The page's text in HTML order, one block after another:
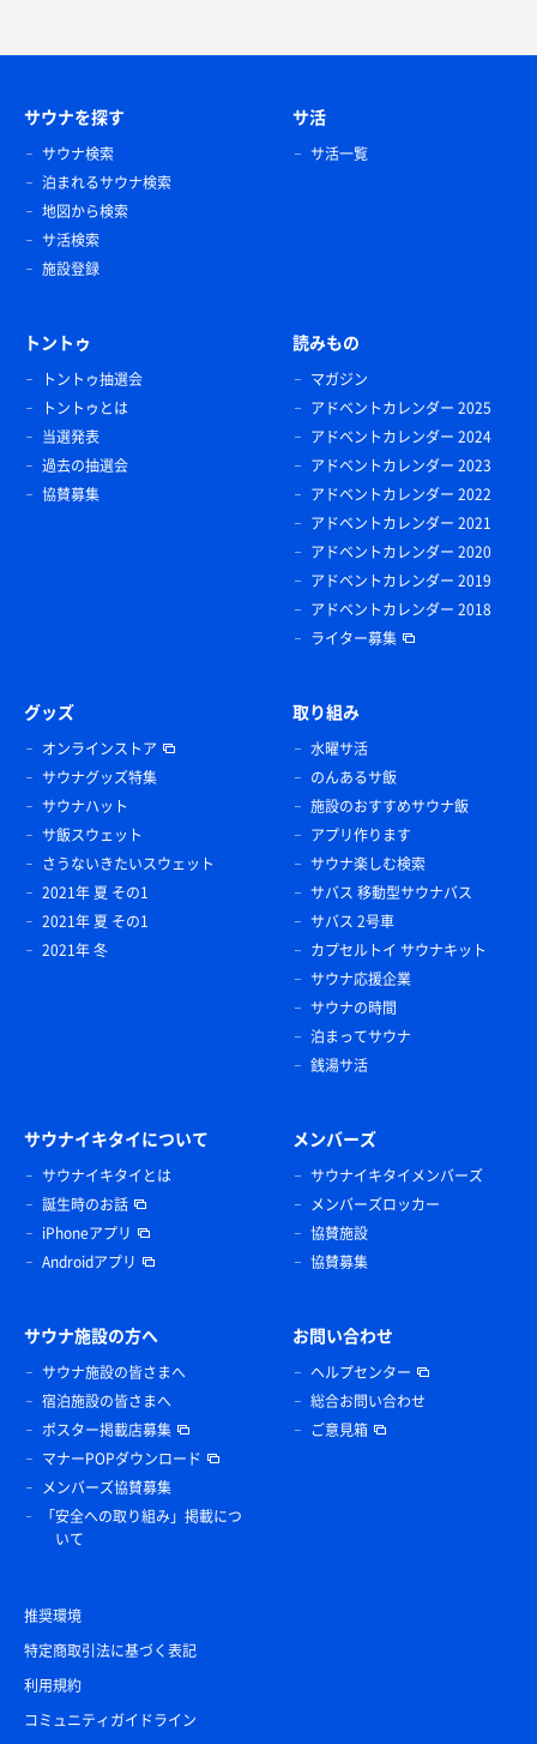
サウナを探す
サウナ検索
泊まれるサウナ検索
地図から検索
サ活検索
施設登録
サ活
サ活一覧
トントゥ
トントゥ抽選会
トントゥとは
当選発表
過去の抽選会
協賛募集
読みもの
マガジン
アドベントカレンダー 2025
アドベントカレンダー 2024
アドベントカレンダー 2023
アドベントカレンダー 2022
アドベントカレンダー 2021
アドベントカレンダー 2020
アドベントカレンダー 2019
アドベントカレンダー 2018
ライター募集
グッズ
オンラインストア
サウナグッズ特集
サウナハット
サ飯スウェット
さうないきたいスウェット
2021年 夏 その1
2021年 夏 その1
2021年 冬
取り組み
水曜サ活
のんあるサ飯
施設のおすすめサウナ飯
アプリ作ります
サウナ楽しむ検索
サバス 移動型サウナバス
サバス 2号車
カプセルトイ サウナキット
サウナ応援企業
サウナの時間
泊まってサウナ
銭湯サ活
サウナイキタイについて
サウナイキタイとは
誕生時のお話
iPhoneアプリ
Androidアプリ
メンバーズ
サウナイキタイメンバーズ
メンバーズロッカー
協賛施設
協賛募集
サウナ施設の方へ
サウナ施設の皆さまへ
宿泊施設の皆さまへ
ポスター掲載店募集
マナーPOPダウンロード
メンバーズ協賛募集
「安全への取り組み」掲載につ
いて
お問い合わせ
ヘルプセンター
総合お問い合わせ
ご意見箱
推奨環境
特定商取引法に基づく表記
利用規約
コミュニティガイドライン